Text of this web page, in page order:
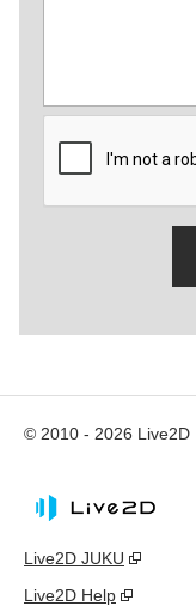
© 2010 - 2026 Live2D
Live2D JUKU
Live2D Help